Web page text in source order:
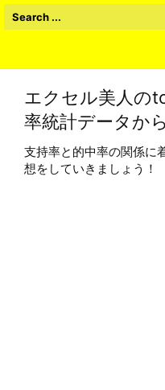
エクセル美人の
率統計データから
支持率と的中率の関係に
想をしていきましょう！